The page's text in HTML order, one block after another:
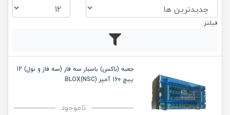
فیلتر
جعبه (باکس) باسبار سه فاز (سه فاز و نول) 12
پیچ 160 آمپر BLOX(NSC)
ناموجود